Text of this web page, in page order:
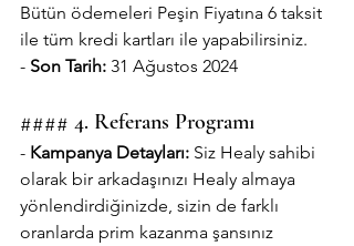
Bütün ödemeleri Peşin Fiyatına 6 taksit
ile tüm kredi kartları ile yapabilirsiniz.
- Son Tarih: 31 Ağustos 2024
#### 4. Referans Programı
- Kampanya Detayları: Siz Healy sahibi
olarak bir arkadaşınızı Healy almaya
yönlendirdiğinizde, sizin de farklı
oranlarda prim kazanma şansınız